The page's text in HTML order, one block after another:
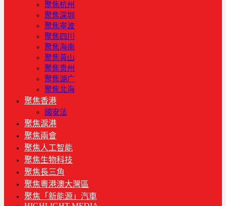
聚焦杭州
聚焦深圳
聚焦寧波
聚焦四川
聚焦海南
聚焦黃山
聚焦贵州
聚焦湖广
聚焦北海
聚焦香港
國安法
聚焦滬港
聚焦兩會
聚焦人工智能
聚焦生物科技
聚焦長三角
聚焦粵港澳大灣區
聚焦「新能源」汽車